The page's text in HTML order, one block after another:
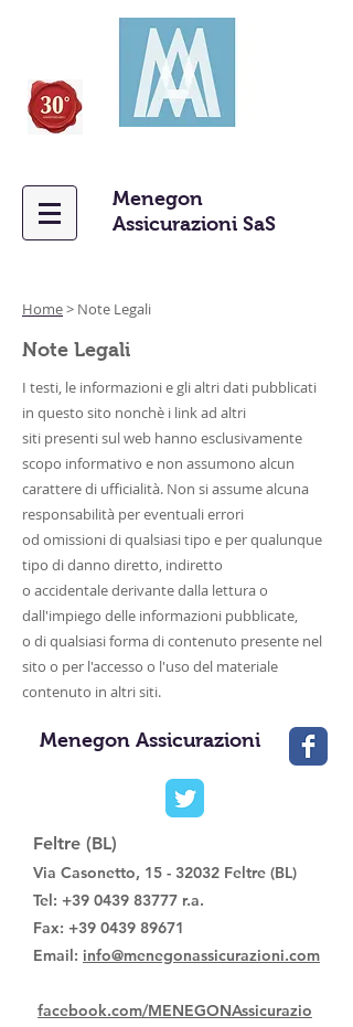
Menegon
Assicurazioni SaS
Home> Note Legali
Note Legali
I testi, le informazioni e gli altri dati pubblicati
in questo sito nonchè i link ad altri
siti presenti sul web hanno esclusivamente
scopo informativo e non assumono alcun
carattere di ufficialità. Non si assume alcuna
responsabilità per eventuali errori
od omissioni di qualsiasi tipo e per qualunque
tipo di danno diretto, indiretto
o accidentale derivante dalla lettura o
dall'impiego delle informazioni pubblicate,
o di qualsiasi forma di contenuto presente nel
sito o per l'accesso o l'uso del materiale
contenuto in altri siti.
Menegon Assicurazioni
Feltre (BL)
Via Casonetto, 15 - 32032 Feltre (BL)
Tel: +39 0439 83777 r.a.
Fax: +39 0439 89671
Email: info@menegonassicurazioni.com
facebook.com/MENEGONAssicurazio